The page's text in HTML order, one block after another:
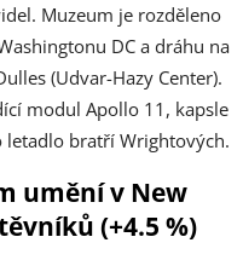
Muzeum je rozděleno
DC a dráhu na
(Udvar-Hazy Center).
modul Apollo 11, kapsle
letadlo bratří Wrightových.
umění v New
(+4.5 %)